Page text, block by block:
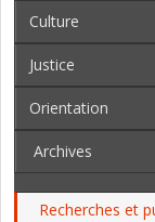
Culture
Justice
Orientation
Archives
Recherches et